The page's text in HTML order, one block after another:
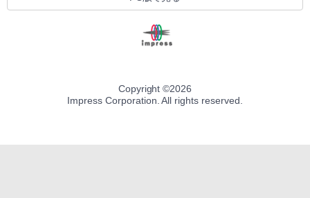
Copyright ©2026
Impress Corporation. All rights reserved.